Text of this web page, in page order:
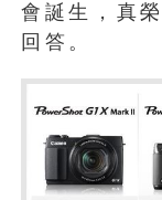
會誕生，真
回答。